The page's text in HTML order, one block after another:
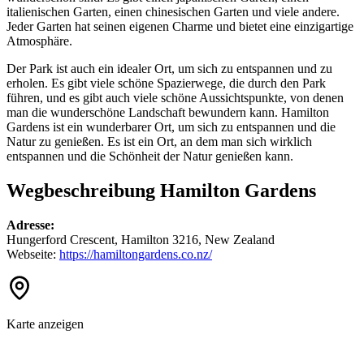
italienischen Garten, einen chinesischen Garten und viele andere.
Jeder Garten hat seinen eigenen Charme und bietet eine einzigartige
Atmosphäre.
Der Park ist auch ein idealer Ort, um sich zu entspannen und zu
erholen. Es gibt viele schöne Spazierwege, die durch den Park
führen, und es gibt auch viele schöne Aussichtspunkte, von denen
man die wunderschöne Landschaft bewundern kann. Hamilton
Gardens ist ein wunderbarer Ort, um sich zu entspannen und die
Natur zu genießen. Es ist ein Ort, an dem man sich wirklich
entspannen und die Schönheit der Natur genießen kann.
Wegbeschreibung Hamilton Gardens
Adresse:
Hungerford Crescent, Hamilton 3216, New Zealand
Webseite: https://hamiltongardens.co.nz/
Karte anzeigen